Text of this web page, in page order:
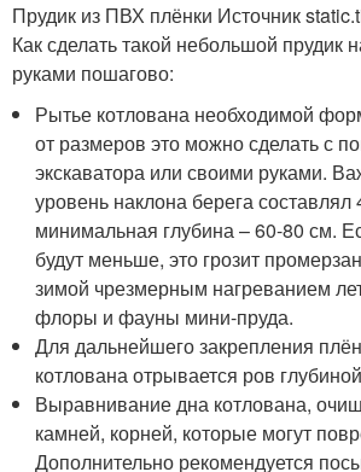
Прудик из ПВХ плёнки Источник
Как сделать такой небольшой прудик
руками пошагово:
Рытье котлована необходимой
от размеров это можно сделать с
экскаватора или своими руками.
уровень наклона берега составлял
минимальная глубина – 60-80 см.
будут меньше, это грозит
зимой чрезмерным нагреванием
флоры и фауны мини-пруда.
Для дальнейшего закрепления
котлована отрывается ров
Выравнивание дна котлована,
камней, корней, которые могут
Дополнительно рекомендуется